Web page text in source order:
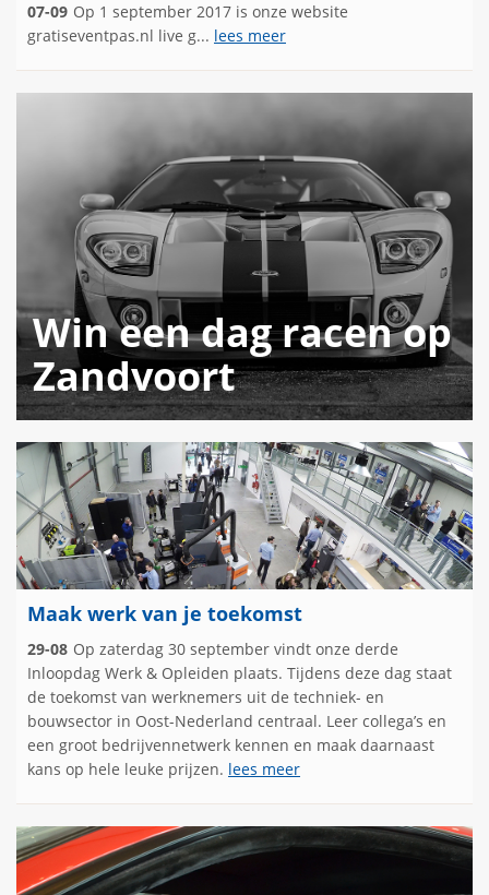
07-09 Op 1 september 2017 is onze website
gratiseventpas.nl live g... lees meer
Win een dag racen op
Zandvoort
Maak werk van je toekomst
29-08 Op zaterdag 30 september vindt onze derde
Inloopdag Werk & Opleiden plaats. Tijdens deze dag staat
de toekomst van werknemers uit de techniek- en
bouwsector in Oost-Nederland centraal. Leer collega’s en
een groot bedrijvennetwerk kennen en maak daarnaast
kans op hele leuke prijzen. lees meer